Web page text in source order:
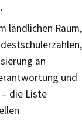
ländlichen Raum,
an
und
die Liste